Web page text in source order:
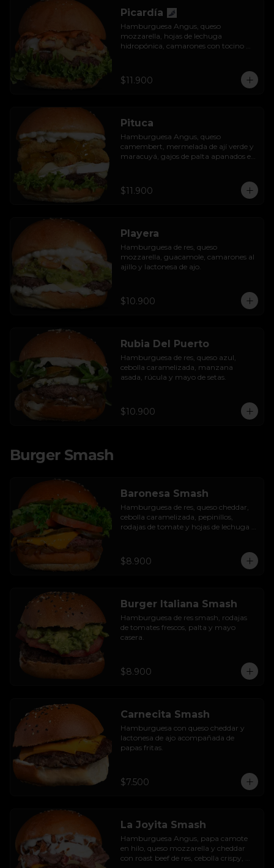
Picardía
Hamburguesa Angus, queso
mozzarella, hojas de lechuga
hidropónica, camarones con tocino
$11.900
Pituca
Hamburguesa Angus, queso
camembert, mermelada de ají verde y
maracuyá, gajos de palta apanados en
$11.900
Playera
Hamburguesa de res, queso
mozzarella, guacamole, camarones al
ajillo y lactonesa de ajo.
$10.900
Rubia Del Puerto
Hamburguesa de res, queso azul,
cebolla caramelizada, manzana
asada, rúcula y mayo de setas.
$10.900
Burger Smash
Baronesa Smash
Hamburguesa de res, queso cheddar,
cebolla caramelizada, pepinillos,
rodajas de tomate y hojas de lechuga
$8.900
Burger Italiana Smash
Hamburguesa de res smash, rodajas
de tomates frescos, palta y mayo
casera.
$8.900
Carnecita Smash
Hamburguesa con queso cheddar y
lactonesa de ajo acompañada de
papas fritas.
$7.500
La Joyita Smash
Hamburguesa Angus, papa camote
en hilo, queso mozzarella y cheddar
con roast beef de res, cebolla crispy,